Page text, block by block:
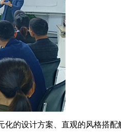
的设计方案、直观的风格搭